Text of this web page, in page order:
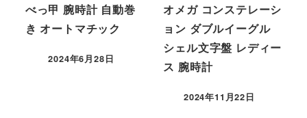
べっ甲 腕時計 自動巻
き オートマチック
2024年6月28日
オメガ コンステレーシ
ョン ダブルイーグル
シェル文字盤 レディー
ス 腕時計
2024年11月22日